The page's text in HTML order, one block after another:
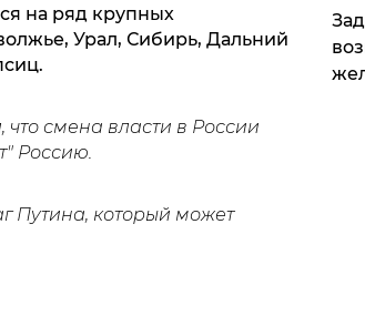
на ряд крупных
Урал, Сибирь, Дальний
что смена власти в России
Россию.
Путина, который может